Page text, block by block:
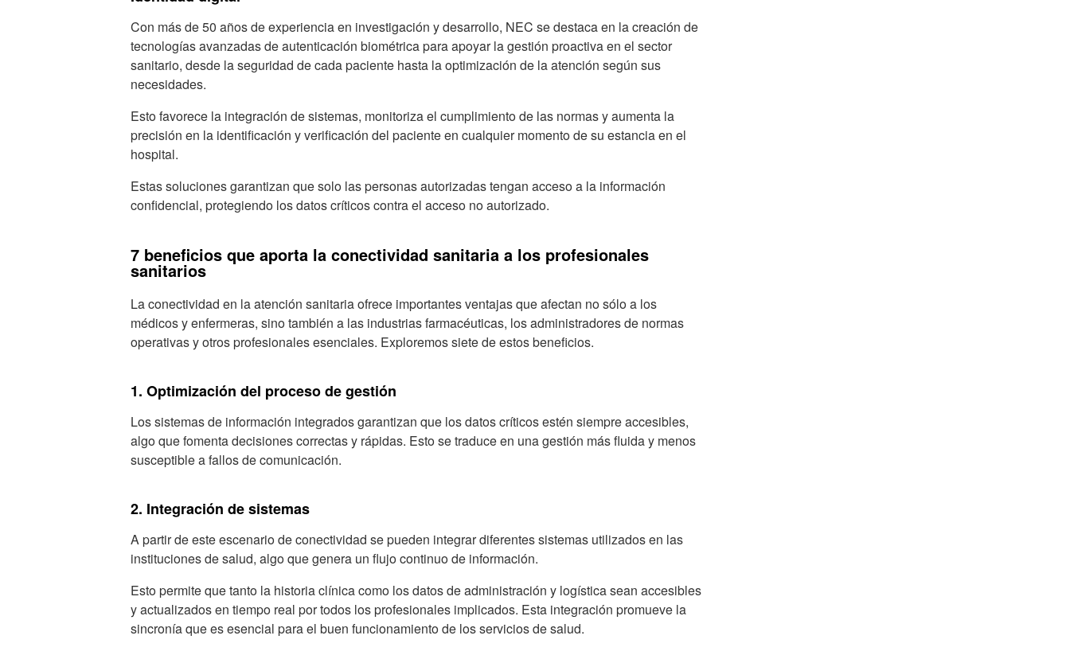
Con más de 50 años de experiencia en investigación y desarrollo, NEC se destaca en la creación de
tecnologías avanzadas de autenticación biométrica para apoyar la gestión proactiva en el sector
sanitario, desde la seguridad de cada paciente hasta la optimización de la atención según sus
necesidades.
Esto favorece la integración de sistemas, monitoriza el cumplimiento de las normas y aumenta la
precisión en la identificación y verificación del paciente en cualquier momento de su estancia en el
hospital.
Estas soluciones garantizan que solo las personas autorizadas tengan acceso a la información
confidencial, protegiendo los datos críticos contra el acceso no autorizado.
7 beneficios que aporta la conectividad sanitaria a los profesionales
sanitarios
La conectividad en la atención sanitaria ofrece importantes ventajas que afectan no sólo a los
médicos y enfermeras, sino también a las industrias farmacéuticas, los administradores de normas
operativas y otros profesionales esenciales. Exploremos siete de estos beneficios.
1. Optimización del proceso de gestión
Los sistemas de información integrados garantizan que los datos críticos estén siempre accesibles,
algo que fomenta decisiones correctas y rápidas. Esto se traduce en una gestión más fluida y menos
susceptible a fallos de comunicación.
2. Integración de sistemas
A partir de este escenario de conectividad se pueden integrar diferentes sistemas utilizados en las
instituciones de salud, algo que genera un flujo continuo de información.
Esto permite que tanto la historia clínica como los datos de administración y logística sean accesibles
y actualizados en tiempo real por todos los profesionales implicados. Esta integración promueve la
sincronía que es esencial para el buen funcionamiento de los servicios de salud.